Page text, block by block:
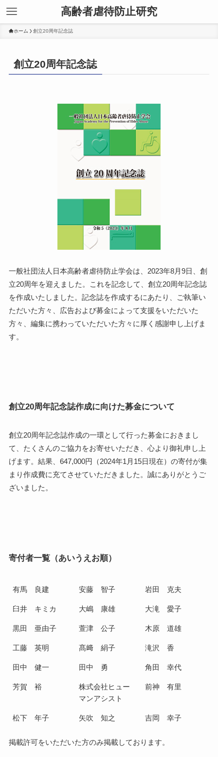
高齢者虐待防止研究
ホーム 創立20周年記念誌
創立20周年記念誌
一般社団法人日本高齢者虐待防止学会は、2023年8月9日、創
立20周年を迎えました。これを記念して、創立20周年記念誌
を作成いたしました。記念誌を作成するにあたり、ご執筆い
ただいた方々、広告および募金によって支援をいただいた
方々、編集に携わっていただいた方々に厚く感謝申し上げま
す。
創立20周年記念誌作成に向けた募金について
創立20周年記念誌作成の一環として行った募金におきまし
て、たくさんのご協力をお寄せいただき、心より御礼申し上
げます。結果、647,000円（2024年1月15日現在）の寄付が集
まり作成費に充てさせていただきました。誠にありがとうご
ざいました。
寄付者一覧（あいうえお順）
有馬 良建 安藤 智子 岩田 克夫
臼井 キミカ 大嶋 康雄 大滝 愛子
黒田 亜由子 萱津 公子 木原 道雄
工藤 英明 髙﨑 絹子 滝沢 香
田中 健一 田中 勇 角田 幸代
芳賀 裕
株式会社ヒュー
マンアシスト
前神 有里
松下 年子 矢吹 知之 吉岡 幸子
掲載許可をいただいた方のみ掲載しております。